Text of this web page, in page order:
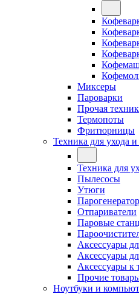
Миксеры
Пароварки
Прочая
Термопоты
Фритюрницы
Техника для ухода
Техника для
Пылесосы
Утюги
Отпариватели
Паровые
Аксессуары
Аксессуары
Аксессуары к
Прочие
Ноутбуки и